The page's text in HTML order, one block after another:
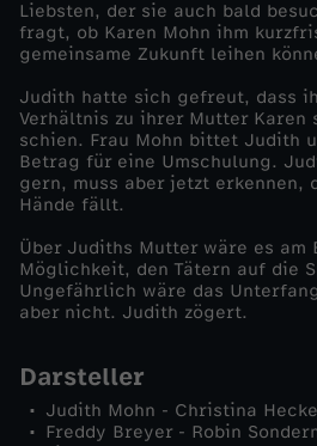
e
Liebsten, der sie auch bald
fragt, ob Karen Mohn ihm
gemeinsame Zukunft leihen
Judith hatte sich gefreut, dass
Verhältnis zu ihrer Mutter Karen
schien. Frau Mohn bittet Judith
Betrag für eine Umschulung.
gern, muss aber jetzt erkennen,
Hände fällt.
Über Judiths Mutter wäre es am
Möglichkeit, den Tätern auf die
Ungefährlich wäre das
aber nicht. Judith zögert.
Darsteller
Judith Mohn - Christina Hecke
Freddy Breyer - Robin